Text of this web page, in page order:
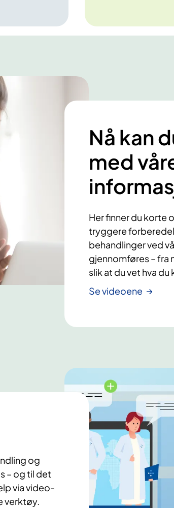
Nå kan
med
Her finner du korte
tryggere
behandlinger ved
gjennomføres – fra
slik at du vet hva
Se videoene
og
– og til det
via video-
verktøy.